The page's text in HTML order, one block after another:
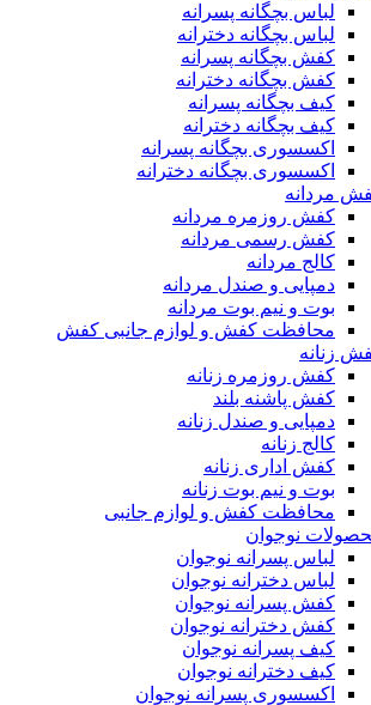
لباس بچگانه پسرانه
لباس بچگانه دخترانه
کفش بچگانه پسرانه
کفش بچگانه دخترانه
کیف بچگانه پسرانه
کیف بچگانه دخترانه
اکسسوری بچگانه پسرانه
اکسسوری بچگانه دخترانه
مردانه
کفش روزمره مردانه
کفش رسمی مردانه
کالج مردانه
دمپایی و صندل مردانه
بوت و نیم بوت مردانه
محافظت کفش و لوازم جانبی کفش
زنانه
کفش روزمره زنانه
کفش پاشنه بلند
دمپایی و صندل زنانه
کالج زنانه
کفش اداری زنانه
بوت و نیم بوت زنانه
محافظت کفش و لوازم جانبی
نوجوان
لباس پسرانه نوجوان
لباس دخترانه نوجوان
کفش پسرانه نوجوان
کفش دخترانه نوجوان
کیف پسرانه نوجوان
کیف دخترانه نوجوان
اکسسوری پسرانه نوجوان